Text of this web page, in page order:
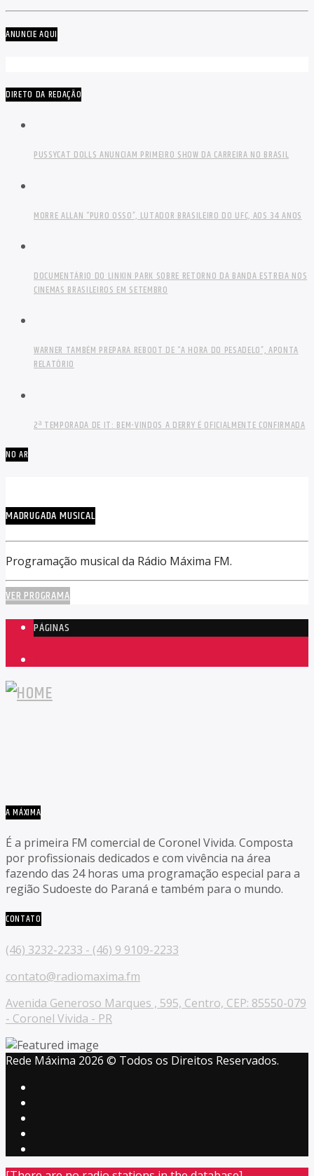
ANUNCIE AQUI
DIRETO DA REDAÇÃO
PUSSYCAT DOLLS ANUNCIAM PRIMEIRO SHOW DA CARREIRA NO BRASIL
MORRE ALLAN “PURO OSSO”, LUTADOR BRASILEIRO DO UFC, AOS 34 ANOS
DOCUMENTÁRIO DO LINKIN PARK SOBRE RETORNO DA BANDA ESTREIA NOS
CINEMAS BRASILEIROS EM SETEMBRO
WARNER TAMBÉM PREPARA REBOOT DE “A HORA DO PESADELO”, APONTA
RELATÓRIO
2ª TEMPORADA DE IT: BEM-VINDOS A DERRY É OFICIALMENTE CONFIRMADA
NO AR
MADRUGADA MUSICAL
Programação musical da Rádio Máxima FM.
VER PROGRAMA
PÁGINAS
A MÁXIMA
É a primeira FM comercial de Coronel Vivida. Composta
por profissionais dedicados e com vivência na área
fazendo das 24 horas uma programação especial para a
região Sudoeste do Paraná e também para o mundo.
CONTATO
(46) 3232-2233 - (46) 9 9109-2233
contato@radiomaxima.fm
Avenida Generoso Marques , 595, Centro, CEP: 85550-079
- Coronel Vivida - PR
Rede Máxima 2026 © Todos os Direitos Reservados.